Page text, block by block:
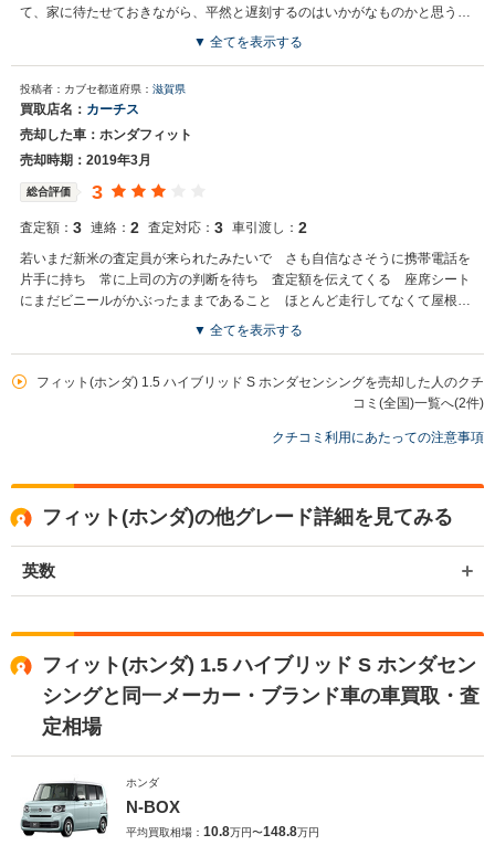
て、家に待たせておきながら、平然と遅刻するのはいかがなものかと思う。
買取店からの返信
みつる様この度はご契約いただきまして誠にありがとうございまし
た！！！今回はこのような高い評価をいただきまして、社員一同心か
ら感謝しております。金額もご満足いただき良かったです！！！弊社
のスタッフ全員が、お客様のご不安を解消すべく、寄り添った接客を
談下さいませ。
▼ 全てを表示する
投稿者：カブセ都道府県： 滋賀県
買取店名： カーチス
売却した車：ホンダフィット
売却時期：2019年3月
総合評価 3
査定額： 3 連絡： 2 査定対応： 3 車引渡し： 2
若いまだ新米の査定員が来られたみたいで さも自信なさそうに携帯電話を
片手に持ち 常に上司の方の判断を待ち 査定額を伝えてくる 座席シート
にまだビニールがかぶったままであること ほとんど走行してなくて屋根付
きガレージに入ったまま を 強調するとさらにそこから５万円以上値を上
げてきました それなら最初から提示してくれよ と 思いました 来る査
くる金額に差がありすぎるのは 利用者にとって不安な材料だけだと思いま
▼ 全てを表示する
フィット(ホンダ) 1.5 ハイブリッド S ホンダセンシングを売却した人のクチ
コミ(全国)一覧へ(2件)
クチコミ利用にあたっての注意事項
フィット(ホンダ)の他グレード詳細を見てみる
英数
フィット(ホンダ) 1.5 ハイブリッド S ホンダセン
シングと同一メーカー・ブランド車の車買取・査
定相場
ホンダ
N-BOX
平均買取相場： 10.8万円〜148.8万円